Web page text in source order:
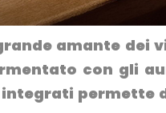
amante dei
con gli
permette